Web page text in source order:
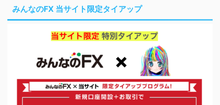
みんなのFX 当サイト限定タイアップ